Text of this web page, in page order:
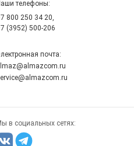
телефоны:
800 250 34 20,
(3952) 500-206
почта:
в социальных сетях: